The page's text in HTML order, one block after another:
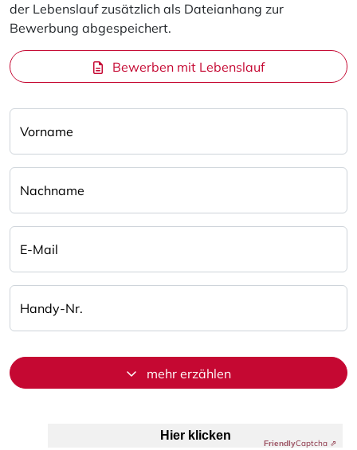
der Lebenslauf zusätzlich als Dateianhang zur
Bewerbung abgespeichert.
Bewerben mit Lebenslauf
Vorname
Nachname
E-Mail
Handy-Nr.
mehr erzählen
Hier klicken
FriendlyCaptcha ⇗